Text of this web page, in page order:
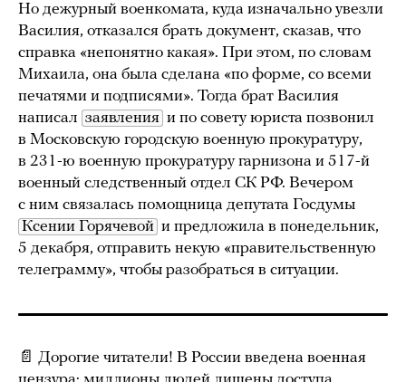
Но дежурный военкомата, куда изначально увезли
Василия, отказался брать документ, сказав, что
справка «непонятно какая». При этом, по словам
Михаила, она была сделана «по форме, со всеми
печатями и подписями». Тогда брат Василия
написал заявления и по совету юриста позвонил
в Московскую городскую военную прокуратуру,
в 231-ю военную прокуратуру гарнизона и 517-й
военный следственный отдел СК РФ. Вечером
с ним связалась помощница депутата Госдумы
Ксении Горячевой и предложила в понедельник,
5 декабря, отправить некую «правительственную
телеграмму», чтобы разобраться в ситуации.
📄 Дорогие читатели! В России введена военная